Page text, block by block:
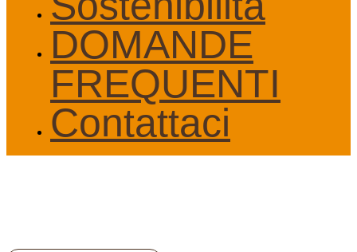
DOMANDE
FREQUENTI
Contattaci